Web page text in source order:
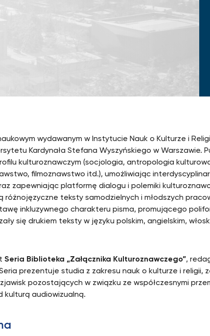
wydawanym w Instytucie Nauk o Kulturze i
Kardynała Stefana Wyszyńskiego w Warszawie.
kulturoznawczym (socjologia, antropologia
filmoznawstwo itd.), umożliwiając
zapewniając platformę dialogu i polemiki
różnojęzyczne teksty samodzielnych i młodszych
inkluzywnego charakteru pisma, promującego
się drukiem teksty w języku polskim, angielskim,
Seria Biblioteka „Załącznika Kulturoznawczego”,
prezentuje studia z zakresu nauk o kulturze i religii,
pozostających w związku ze współczesnymi
kulturą audiowizualną.